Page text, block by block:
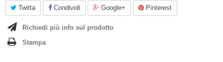
Twitta Condividi Google+ Pinterest
Richiedi più info sul prodotto
Stampa